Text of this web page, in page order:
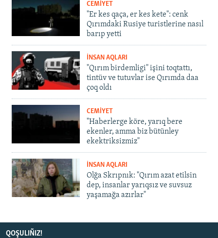
CEMİYET
"Er kes qaça, er kes kete": cenk
Qırımdaki Rusiye turistlerine nasıl
barıp yetti
İNSAN AQLARI
"Qırım birdemligi" işini toqtattı,
tintüv ve tutuvlar ise Qırımda daa
çoq oldı
CEMİYET
"Haberlerge köre, yarıq bere
ekenler, amma biz bütünley
ekektriksizmiz"
İNSAN AQLARI
Olğa Skrıpnık: "Qırım azat etilsin
dep, insanlar yarıqsız ve suvsuz
yaşamağa azırlar"
QOŞULIÑIZ!